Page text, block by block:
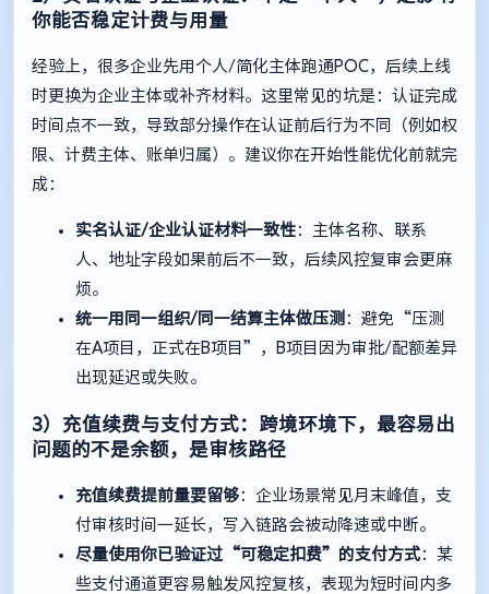
你能否稳定计费与用量
经验上，很多企业先用个人/简化主体跑通POC，后续上线
时更换为企业主体或补齐材料。这里常见的坑是：认证完成
时间点不一致，导致部分操作在认证前后行为不同（例如权
限、计费主体、账单归属）。建议你在开始性能优化前就完
成：
实名认证/企业认证材料一致性 ：主体名称、联系
人、地址字段如果前后不一致，后续风控复审会更麻
烦。
统一用同一组织/同一结算主体做压测 ：避免“压测
在A项目，正式在B项目”，B项目因为审批/配额差异
出现延迟或失败。
3）充值续费与支付方式：跨境环境下，最容易出
问题的不是余额，是审核路径
充值续费提前量要留够 ：企业场景常见月末峰值，支
付审核时间一延长，写入链路会被动降速或中断。
尽量使用你已验证过“可稳定扣费”的支付方式 ：某
些支付通道更容易触发风控复核，表现为短时间内多